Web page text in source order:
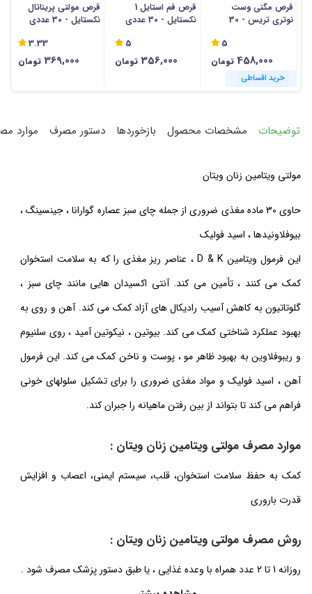
قرص مگنی وست
نوتری تریس - 30
5
458,000 تومان
خرید اقساطی
قرص فم استایل 1
نکستایل - 30 عددی
5
356,000 تومان
خرید اقساطی
قرص مولتی پریناتال
نکستایل - 30 عددی
3.33
369,000 تومان
خرید اقساطی
خرید اقساطی
خرید اقساطی
خرید اقساطی
خرید اقساطی
خرید اقساطی
خرید اقساطی
خرید اقساطی
خرید اقساطی
خرید اقساطی
توضیحات مشخصات محصول بازخوردها دستور مصرف موارد
مولتی ویتامین زنان ویتان
حاوی 30 ماده مغذی ضروری از جمله چای سبز عصاره گوارانا ، جینسینگ ،
بیوفلاونیدها ، اسید فولیک
این فرمول ویتامین D & K ، عناصر ریز مغذی را که به سلامت استخوان
کمک می کنند ، تأمین می کند. آنتی اکسیدان هایی مانند چای سبز ،
گلوتاتیون به کاهش آسیب رادیکال های آزاد کمک می کند. آهن و روی به
بهبود عملکرد شناختی کمک می کند. بیوتین ، نیکوتین آمید ، روی سلنیوم
و ریبوفلاوین به بهبود ظاهر مو ، پوست و ناخن کمک می کند. این فرمول
آهن ، اسید فولیک و مواد مغذی ضروری را برای تشکیل سلولهای خونی
فراهم می کند تا بتواند از بین رفتن ماهیانه را جبران کند.
موارد مصرف مولتی ویتامین زنان ویتان :
کمک به حفظ سلامت استخوان، قلب، سیستم ایمنی، اعصاب و افزایش
قدرت باروری
روش مصرف مولتی ویتامین زنان ویتان :
روزانه 1 تا 2 عدد همراه با وعده غذایی ، یا طبق دستور پزشک مصرف شود .